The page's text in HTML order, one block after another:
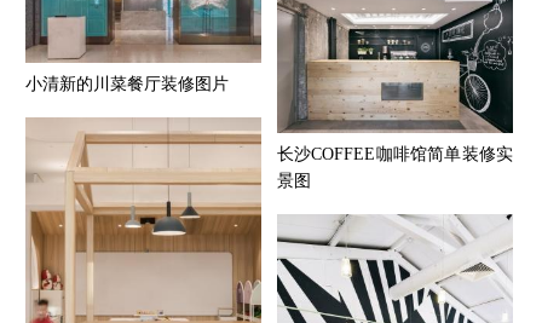
小清新的川菜餐厅装修图片
长沙COFFEE咖啡馆简单装修实
景图